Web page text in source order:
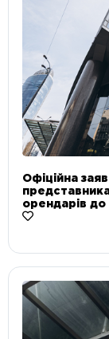
Офіційна
орендарів